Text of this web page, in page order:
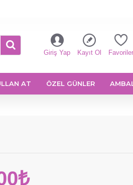
Giriş Yap Kayıt Ol Favoriler
AT ÖZEL GÜNLER